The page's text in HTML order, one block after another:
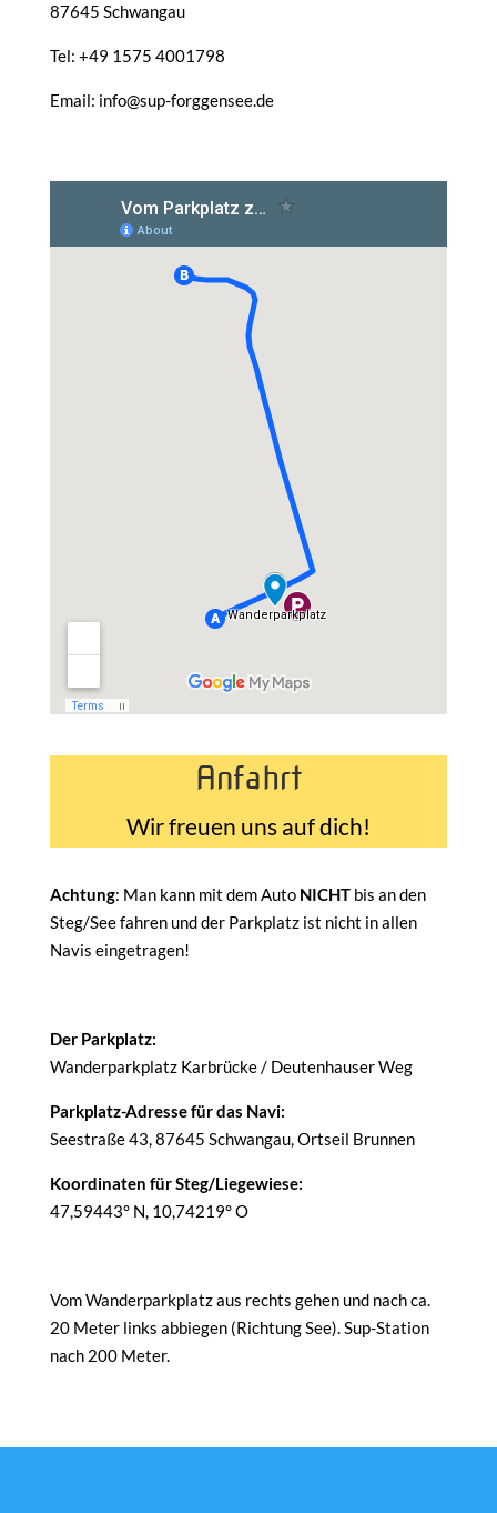
87645 Schwangau
Tel: +49 1575 4001798
Email: info@sup-forggensee.de
Anfahrt
Wir freuen uns auf dich!
Achtung: Man kann mit dem Auto NICHT bis an den
Steg/See fahren und der Parkplatz ist nicht in allen
Navis eingetragen!
Der Parkplatz:
Wanderparkplatz Karbrücke / Deutenhauser Weg
Parkplatz-Adresse für das Navi:
Seestraße 43, 87645 Schwangau, Ortseil Brunnen
Koordinaten für Steg/Liegewiese:
47,59443° N, 10,74219° O
Vom Wanderparkplatz aus rechts gehen und nach ca.
20 Meter links abbiegen (Richtung See). Sup-Station
nach 200 Meter.